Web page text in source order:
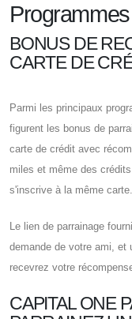
BONUS DE
CARTE DE
Parmi les principaux
figurent les bonus de
carte de crédit avec
miles et même des
s'inscrive à la même carte.
Le lien de parrainage
demande de votre ami, et
recevrez votre
CAPITAL ONE